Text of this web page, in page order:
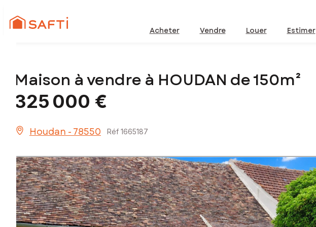
Acheter Vendre Louer Estimer
Maison à vendre à HOUDAN de 150m²
325 000 €
Houdan - 78550 Réf 1665187